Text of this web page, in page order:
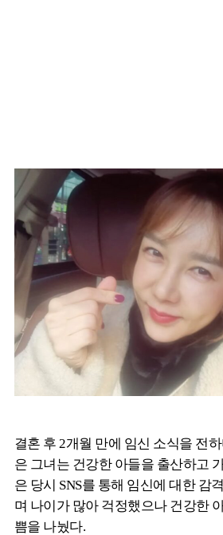
결혼 후 2개월 만에 임신 소식을 전
은 그녀는 건강한 아들을 출산하고
은 당시 SNS를 통해 임신에 대한 감
며 나이가 많아 걱정했으나 건강한
쁨을 나눴다.